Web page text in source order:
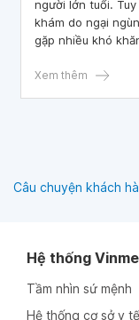
người lớn tuổi.
khám do ngại
gặp nhiều khó
Xem thêm
Câu chuyện khách
Hệ thống
Tầm nhìn sứ mệnh
Hệ thống cơ sở y tế